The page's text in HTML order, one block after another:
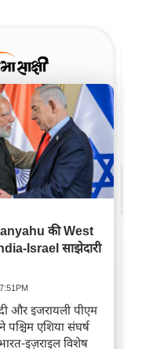
की West
Israel साझेदारी
और इजरायली पीएम
पश्चिम एशिया संघर्ष
इज़राइल विशेष